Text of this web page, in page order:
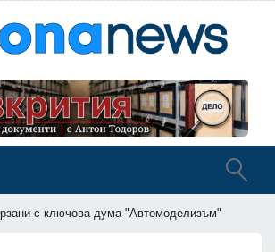
с ключова дума "Автомоделизъм"